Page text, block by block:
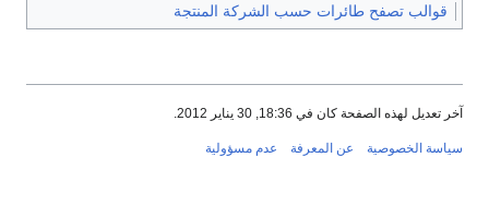
قوالب تصفح طائرات حسب الشركة المنتجة
آخر تعديل لهذه الصفحة كان في 18:36, 30 يناير 2012.
سياسة الخصوصية عن المعرفة عدم مسؤولية